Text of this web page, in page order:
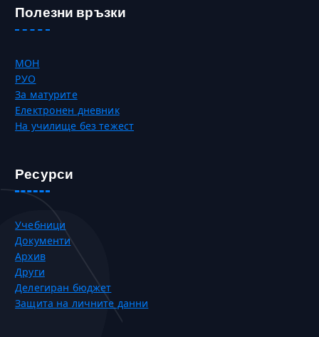
Полезни връзки
МОН
РУО
За матурите
Електронен дневник
На училище без тежест
Ресурси
Учебници
Документи
Архив
Други
Делегиран бюджет
Защита на личните данни